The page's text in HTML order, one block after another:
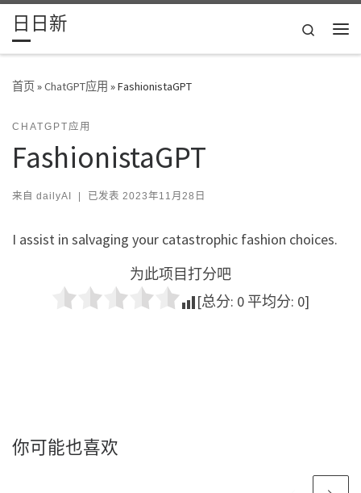
Skip to content
日日新
Search
首页»ChatGPT应用 »FashionistaGPT
CHATGPT应用
FashionistaGPT
来自 dailyAI | 已发表 2023年11月28日
I assist in salvaging your catastrophic fashion choices.
为此项目打分吧
[总分: 0 平均分: 0]
你可能也喜欢